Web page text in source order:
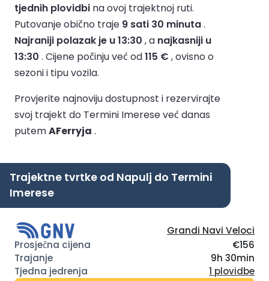
tjednih plovidbi na ovoj trajektnoj ruti.
Putovanje obično traje 9 sati 30 minuta.
Najraniji polazak je u 13:30 , a najkasniji u
13:30 . Cijene počinju već od115 € , ovisno o
sezoni i tipu vozila.
Provjerite najnoviju dostupnost i rezervirajte
svoj trajekt do Termini Imerese već danas
putemAFerryja .
Trajektne tvrtke od Napulj do Termini
Imerese
Grandi Navi Veloci
€156
9h 30min
1 plovidbe